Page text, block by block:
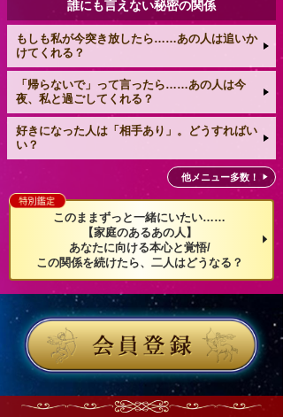
誰にも言えない秘密の関係
もしも私が今突き放したら……あの人は追いか
けてくれる？
「帰らないで」って言ったら……あの人は今
夜、私と過ごしてくれる？
好きになった人は「相手あり」。どうすればい
い？
他メニュー多数！
このままずっと一緒にいたい……
【家庭のあるあの人】
あなたに向ける本心と覚悟/
この関係を続けたら、二人はどうなる？